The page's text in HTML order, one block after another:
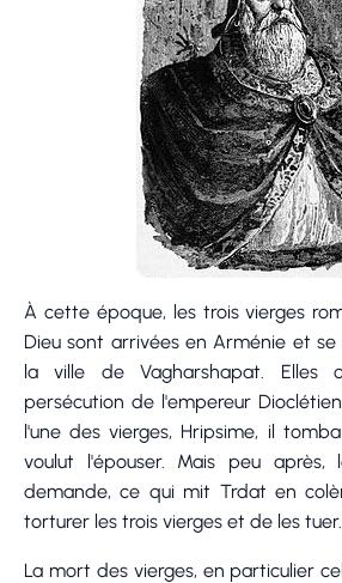
À cette époque, les trois vierges
Dieu sont arrivées en Arménie et
la ville de Vagharshapat.
persécution de l'empereur
l'une des vierges, Hripsime, il
voulut l'épouser. Mais peu après,
demande, ce qui mit Trdat en
torturer les trois vierges et de les tuer.
La mort des vierges, en particulier